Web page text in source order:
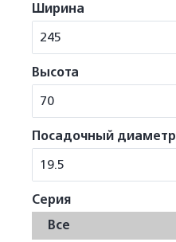
Ширина
245
Высота
70
Посадочный диаметр
19.5
Серия
Все